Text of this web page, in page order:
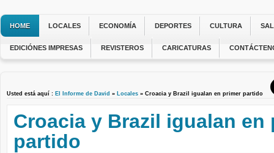
HOME LOCALES ECONOMÍA DEPORTES CULTURA
EDICIÓNES IMPRESAS REVISTEROS CARICATURAS
Usted está aquí : El Informe de David » Locales » Croacia y Brazil igualan en primer partido
Croacia y Brazil igualan en
partido